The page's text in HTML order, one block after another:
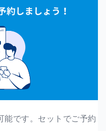
能です。セットでご予約